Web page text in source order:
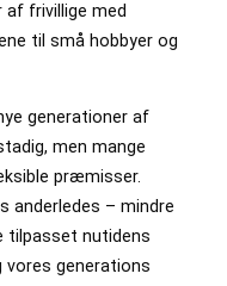
frivillige med
til små hobbyer og
generationer af
men mange
præmisser.
anderledes – mindre
tilpasset nutidens
vores generations